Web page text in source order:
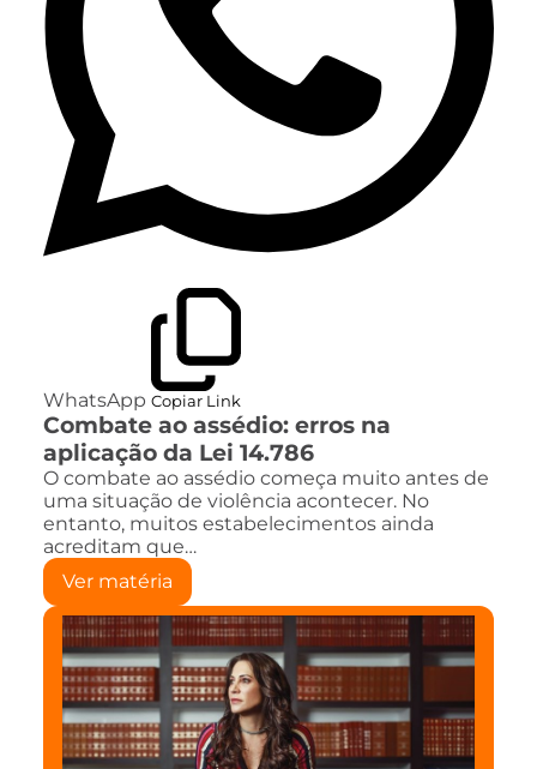
WhatsApp Copiar Link
Combate ao assédio: erros na
aplicação da Lei 14.786
O combate ao assédio começa muito antes de
uma situação de violência acontecer. No
entanto, muitos estabelecimentos ainda
acreditam que…
Ver matéria